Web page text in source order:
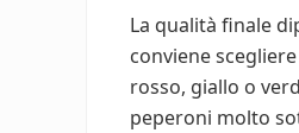
La qualità finale
conviene
rosso, giallo o
peperoni molto